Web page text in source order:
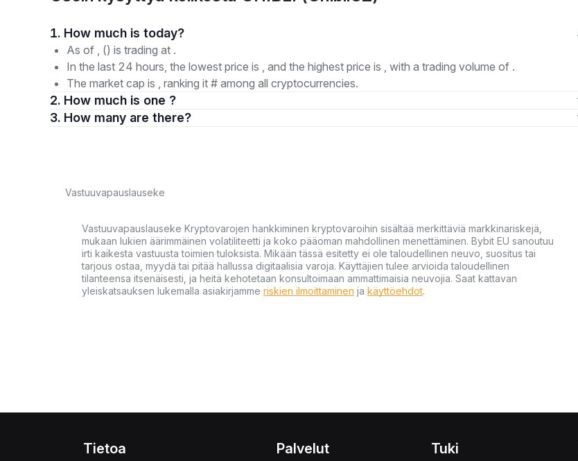
1. How much is today?
As of , () is trading at .
In the last 24 hours, the lowest price is , and the highest price is , with a trading volume of .
The market cap is , ranking it # among all cryptocurrencies.
2. How much is one ?
3. How many are there?
Vastuuvapauslauseke
Vastuuvapauslauseke Kryptovarojen hankkiminen kryptovaroihin sisältää merkittäviä markkinariskejä,
mukaan lukien äärimmäinen volatiliteetti ja koko pääoman mahdollinen menettäminen. Bybit EU sanoutuu
irti kaikesta vastuusta toimien tuloksista. Mikään tässä esitetty ei ole taloudellinen neuvo, suositus tai
tarjous ostaa, myydä tai pitää hallussa digitaalisia varoja. Käyttäjien tulee arvioida taloudellinen
tilanteensa itsenäisesti, ja heitä kehotetaan konsultoimaan ammattimaisia neuvojia. Saat kattavan
yleiskatsauksen lukemalla asiakirjamme riskien ilmoittaminen ja käyttöehdot.
Tietoa Palvelut Tuki